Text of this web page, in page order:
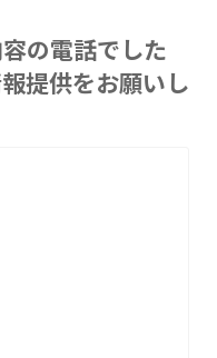
の電話でした
提供をお願いし